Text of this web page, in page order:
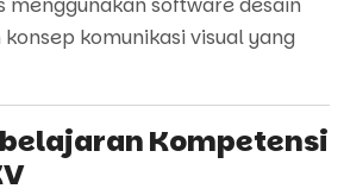
komunikasi visual yang
Kompetensi